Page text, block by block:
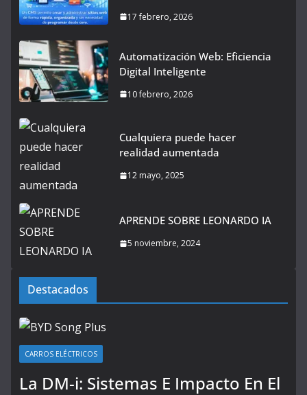
17 febrero, 2026
Automatización Web: Eficiencia
Digital Inteligente
10 febrero, 2026
Cualquiera puede hacer
realidad aumentada
12 mayo, 2025
APRENDE SOBRE LEONARDO IA
5 noviembre, 2024
Destacados
CARROS ELÉCTRICOS
La DM-i: Sistemas E Impacto En El